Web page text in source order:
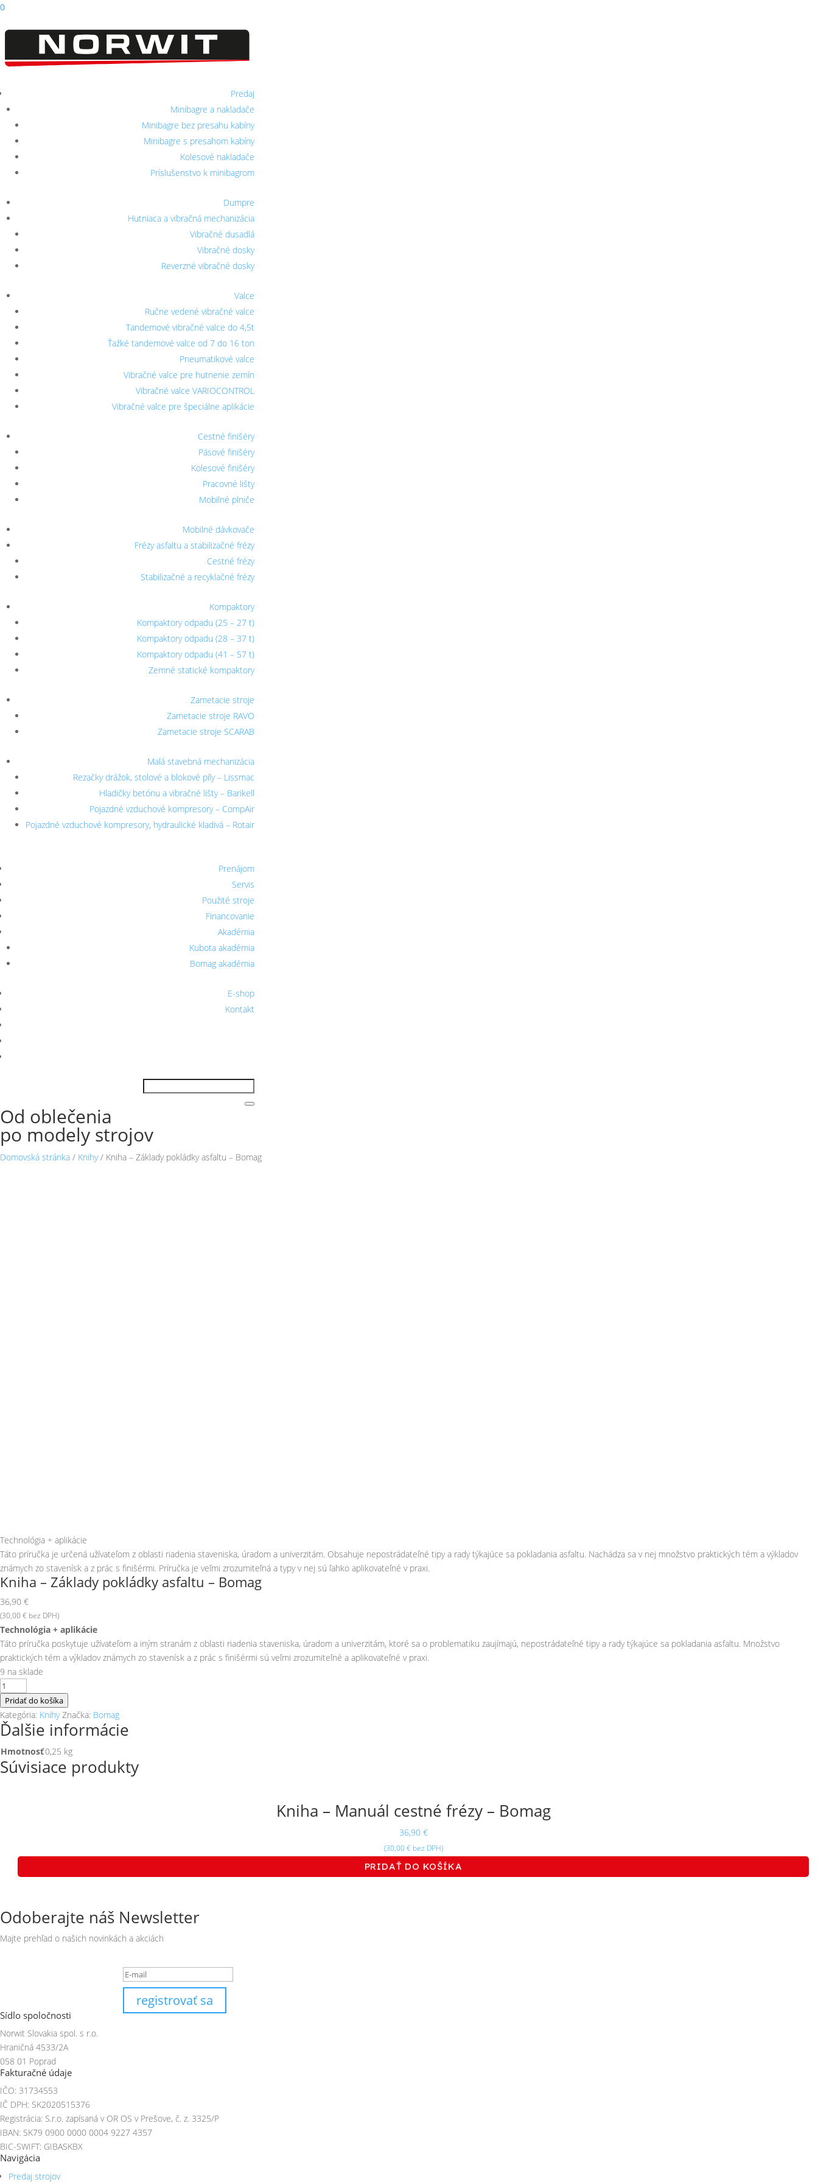
0
Predaj
Minibagre a nakladače
Minibagre bez presahu kabíny
Minibagre s presahom kabíny
Kolesové nakladače
Príslušenstvo k minibagrom
Dumpre
Hutniaca a vibračná mechanizácia
Vibračné dusadlá
Vibračné dosky
Reverzné vibračné dosky
Valce
Ručne vedené vibračné valce
Tandemové vibračné valce do 4,5t
Ťažké tandemové valce od 7 do 16 ton
Pneumatikové valce
Vibračné valce pre hutnenie zemín
Vibračné valce VARIOCONTROL
Vibračné valce pre špeciálne aplikácie
Cestné finišéry
Pásové finišéry
Kolesové finišéry
Pracovné lišty
Mobilné plniče
Mobilné dávkovače
Frézy asfaltu a stabilizačné frézy
Cestné frézy
Stabilizačné a recyklačné frézy
Kompaktory
Kompaktory odpadu (25 – 27 t)
Kompaktory odpadu (28 – 37 t)
Kompaktory odpadu (41 – 57 t)
Zemné statické kompaktory
Zametacie stroje
Zametacie stroje RAVO
Zametacie stroje SCARAB
Malá stavebná mechanizácia
Rezačky drážok, stolové a blokové píly – Lissmac
Hladičky betónu a vibračné lišty – Barikell
Pojazdné vzduchové kompresory – CompAir
Pojazdné vzduchové kompresory, hydraulické kladivá – Rotair
Prenájom
Servis
Použité stroje
Financovanie
Akadémia
Kubota akadémia
Bomag akadémia
E-shop
Kontakt
Od oblečenia
po modely strojov
Domovská stránka / Knihy/ Kniha – Základy pokládky asfaltu – Bomag
Technológia + aplikácie
Táto príručka je určená užívateľom z oblasti riadenia staveniska, úradom a univerzitám. Obsahuje nepostrádateľné tipy a rady týkajúce sa pokladania asfaltu. Nachádza sa v nej množstvo praktických tém a výkladov
známych zo stavenísk a z prác s finišérmi. Príručka je veľmi zrozumiteľná a typy v nej sú ľahko aplikovateľné v praxi.
Kniha – Základy pokládky asfaltu – Bomag
36,90 €
(30,00€ bez DPH)
Technológia + aplikácie
Táto príručka poskytuje užívateľom a iným stranám z oblasti riadenia staveniska, úradom a univerzitám, ktoré sa o problematiku zaujímajú, nepostrádateľné tipy a rady týkajúce sa pokladania asfaltu. Množstvo
praktických tém a výkladov známych zo stavenísk a z prác s finišérmi sú veľmi zrozumiteľné a aplikovateľné v praxi.
9 na sklade
množstvo
Kniha
-
Základy
asfaltu
-
Pridať do košíka
Kategória: Knihy Značka: Bomag
Ďalšie informácie
Hmotnosť0,25 kg
Súvisiace produkty
Kniha – Manuál cestné frézy – Bomag
36,90 €
(30,00€bez DPH)
PRIDAŤ DO KOŠÍKA
Odoberajte náš Newsletter
Majte prehľad o našich novinkách a akciách
registrovať sa
Sídlo spoločnosti
Norwit Slovakia spol. s r.o.
Hraničná 4533/2A
058 01 Poprad
Fakturačné údaje
IČO: 31734553
IČ DPH: SK2020515376
Registrácia: S.r.o. zapísaná v OR OS v Prešove, č. z. 3325/P
IBAN: SK79 0900 0000 0004 9227 4357
BIC-SWIFT: GIBASKBX
Navigácia
Predaj strojov